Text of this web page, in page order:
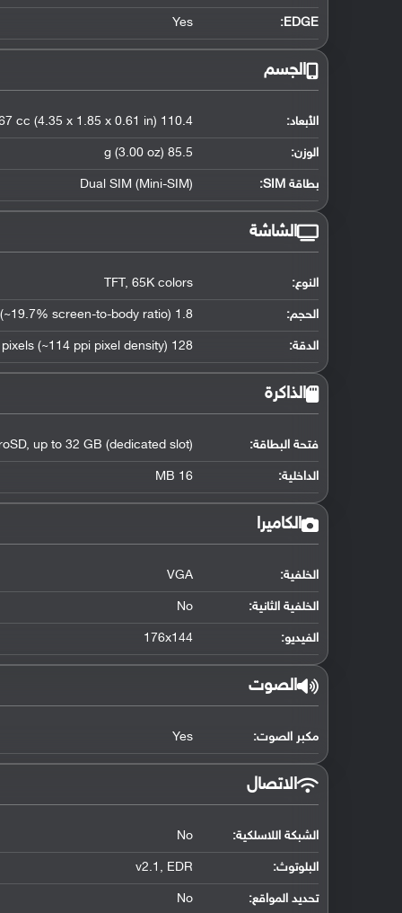
EDGE:
Yes
الجسم
الأبعاد: 110.4 x 46.9 x 15.4 mm, 67 cc (4.35 x 1.85 x 0.61 in)
الوزن: 85.5 g (3.00 oz)
بطاقة SIM: Dual SIM (Mini-SIM)
الشاشة
النوع: TFT, 65K colors
الحجم: 1.8 inches (~19.7% screen-to-body ratio)
الدقة: 128 x 160 pixels (~114 ppi pixel density)
الذاكرة
فتحة البطاقة: up to 32 GB (dedicated slot)
الداخلية: 16 MB
الكاميرا
الخلفية: VGA
الخلفية الثانية: No
الفيديو: 176x144
الصوت
مكبر الصوت: Yes
الاتصال
الشبكة اللاسلكية: No
البلوتوث:
v2.1, EDR
تحديد المواقع:
No